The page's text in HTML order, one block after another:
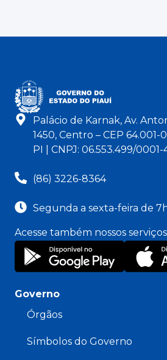
Palácio de Karnak, Av.
1450, Centro – CEP 64.001-
PI | CNPJ: 06.553.499/0001-
(86) 3226-8364
Segunda a sexta-feira de
Acesse também nossos
Governo
Órgãos
Símbolos do Governo